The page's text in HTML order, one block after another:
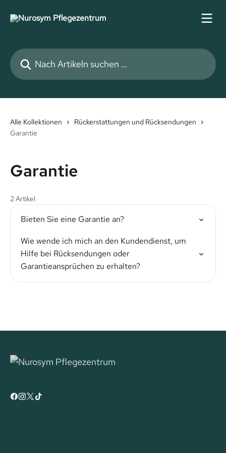
Nach Artikeln suchen …
Alle Kollektionen
Rückerstattungen und Rücksendungen
Garantie
Garantie
2 Artikel
Bieten Sie eine Garantie an?
Wie wende ich mich an den Kundendienst, um
Hilfe bei Rücksendungen oder
Garantieansprüchen zu erhalten?